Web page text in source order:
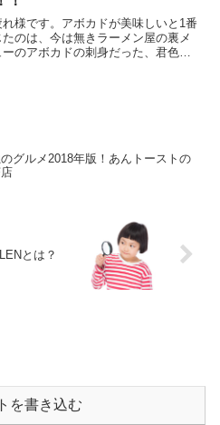
れ様です。アボカドが美味しいと1番
たのは、今は無きラーメン屋の裏メ
ーのアボカドの刺身だった、君色で
グルメ2018年版！あんトーストの
とは？
を書き込む